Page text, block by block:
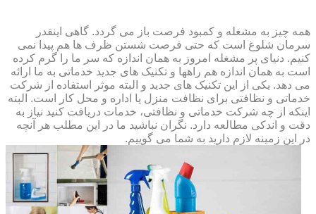
همه چیز به مشغله و کمبود فرصت باز می گردد. گاهی اینقدر
سرمان شلوغ است که حتی فرصت شستن ظرف ها هم پیدا نمی
کنیم. دنیای پر مشغله امروز به همان اندازه که سر ما را گرم کرده
است به همان اندازه هم راهها و تکنیک های جدید خدماتی به ما ارائه
می دهد. یکی از این تکنیک های جدید و البته موثر استفاده از شرکت
خدماتی و نظافتی برای نظافت منزل یا اداره و محل کار است. البته
اینکه از چه شرکت خدماتی و نظافتی، خدمات دریافت کنید نیاز به
دقت و اندکی مطالعه دارد. نگران نباشید ما در این مطلب هر آنچه
در این زمینه لازم دارید به شما می گوییم.